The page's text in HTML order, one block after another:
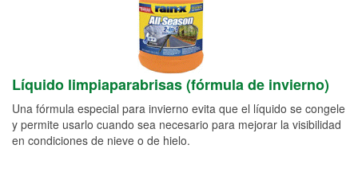
Líquido limpiaparabrisas (fórmula de invierno)
Una fórmula especial para invierno evita que el líquido se congele
y permite usarlo cuando sea necesario para mejorar la visibilidad
en condiciones de nieve o de hielo.